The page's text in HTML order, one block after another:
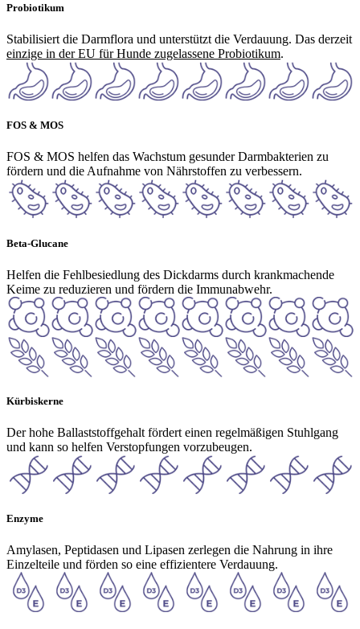
Probiotikum
Stabilisiert die Darmflora und unterstützt die Verdauung. Das derzeit
einzige in der EU für Hunde zugelassene Probiotikum.
FOS & MOS
FOS & MOS helfen das Wachstum gesunder Darmbakterien zu
fördern und die Aufnahme von Nährstoffen zu verbessern.
Beta-Glucane
Helfen die Fehlbesiedlung des Dickdarms durch krankmachende
Keime zu reduzieren und fördern die Immunabwehr.
Kürbiskerne
Der hohe Ballaststoffgehalt fördert einen regelmäßigen Stuhlgang
und kann so helfen Verstopfungen vorzubeugen.
Enzyme
Amylasen, Peptidasen und Lipasen zerlegen die Nahrung in ihre
Einzelteile und förden so eine effizientere Verdauung.